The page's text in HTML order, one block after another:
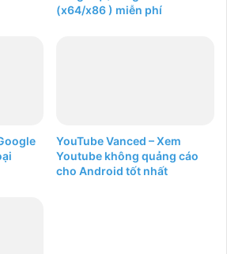
(x64/x86 ) miễn phí
YouTube Vanced – Xem
Youtube không quảng cáo
cho Android tốt nhất